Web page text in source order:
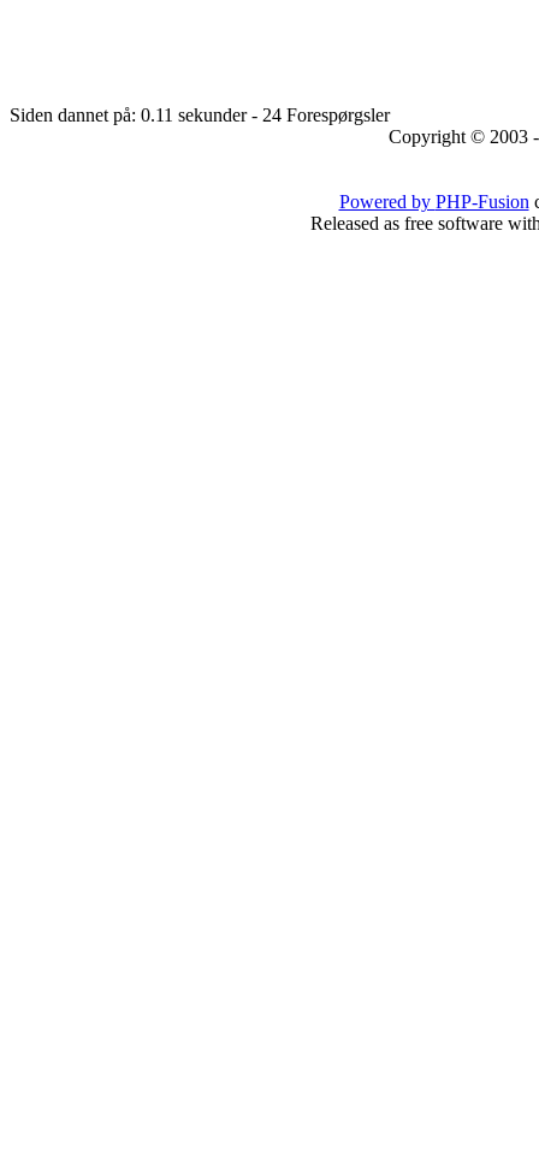
Siden dannet på: 0.11 sekunder - 24 Forespørgsler
Copyright © 2003
Powered by PHP-Fusion
Released as free software